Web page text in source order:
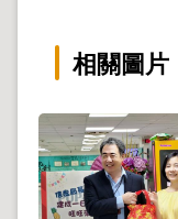
相關圖片